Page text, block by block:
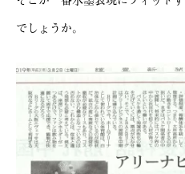
でしょうか。